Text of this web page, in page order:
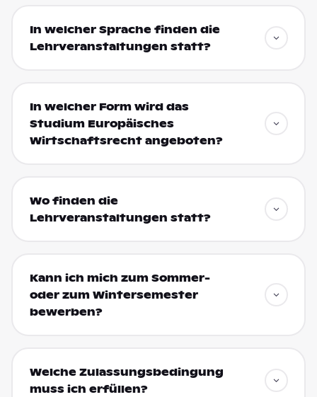
In welcher Sprache finden die
Lehrveranstaltungen statt?
In welcher Form wird das
Studium Europäisches
Wirtschaftsrecht angeboten?
Wo finden die
Lehrveranstaltungen statt?
Kann ich mich zum Sommer-
oder zum Wintersemester
bewerben?
Welche Zulassungsbedingung
muss ich erfüllen?